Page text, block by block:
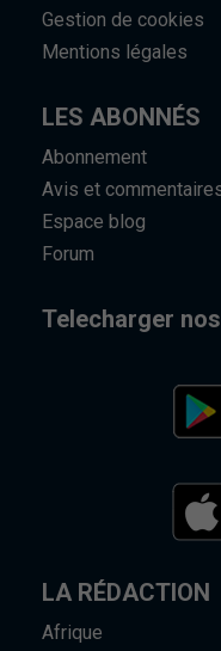
Gestion de cookies
Mentions légales
LES ABONNÉS
Abonnement
Avis et
Espace blog
Forum
Telecharger
LA RÉDACTION
Afrique